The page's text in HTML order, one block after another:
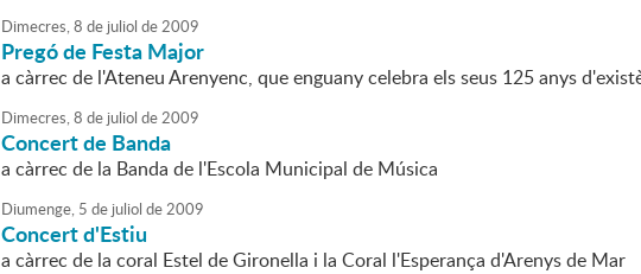
Dimecres,8 de juliol de2009
Pregó de Festa Major
a càrrec de l'Ateneu Arenyenc, que enguany celebra els seus 125 anys
Dimecres,8 de juliol de2009
Concert de Banda
a càrrec de la Banda de l'Escola Municipal de Música
Diumenge, 5 de juliol de2009
Concert d'Estiu
a càrrec de la coral Estel de Gironella i la Coral l'Esperança d'Arenys de Mar